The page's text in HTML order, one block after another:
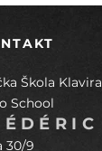
Škola Klavira
School
30/9